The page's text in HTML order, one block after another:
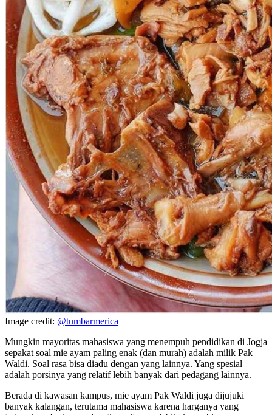
Image credit: @tumbarmerica
Mungkin mayoritas mahasiswa yang menempuh pendidikan di Jogja
sepakat soal mie ayam paling enak (dan murah) adalah milik Pak
Waldi. Soal rasa bisa diadu dengan yang lainnya. Yang spesial
adalah porsinya yang relatif lebih banyak dari pedagang lainnya.
Berada di kawasan kampus, mie ayam Pak Waldi juga dijujuki
banyak kalangan, terutama mahasiswa karena harganya yang